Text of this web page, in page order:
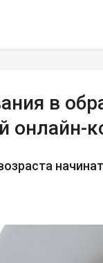
в
онлайн-